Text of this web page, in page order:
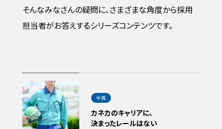
そんなみなさんの疑問に、さまざまな角度から採用
担当者がお答えするシリーズコンテンツです。
カネカのキャリアに、
決まったレールはない